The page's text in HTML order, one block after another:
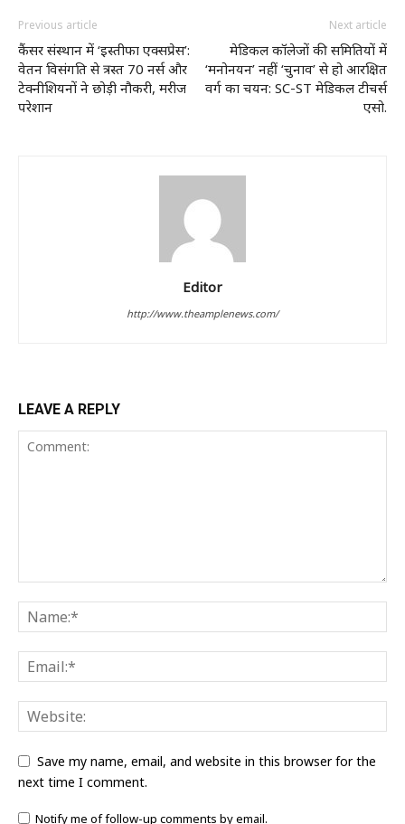
Previous article
कैंसर संस्थान में ‘इस्तीफा एक्सप्रेस’:
वेतन विसंगति से त्रस्त 70 नर्स और
टेक्नीशियनों ने छोड़ी नौकरी, मरीज
परेशान
Next article
मेडिकल कॉलेजों की समितियों में
‘मनोनयन’ नहीं ‘चुनाव’ से हो आरक्षित
वर्ग का चयन: SC-ST मेडिकल टीचर्स
एसो.
Editor
http://www.theamplenews.com/
LEAVE A REPLY
Save my name, email, and website in this browser for the
next time I comment.
Notify me of follow-up comments by email.